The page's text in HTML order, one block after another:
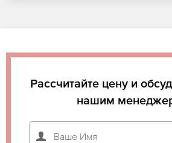
Рассчитайте цену и
нашим